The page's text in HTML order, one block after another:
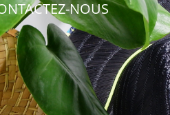
NOUS